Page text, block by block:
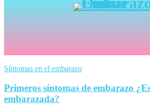
Síntomas en el embarazo
Primeros síntomas de embarazo
embarazada?